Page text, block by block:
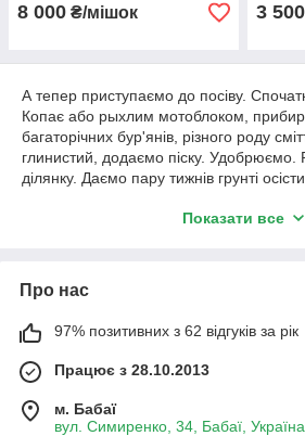
8 000 ₴/мішок 3 500
А тепер приступаємо до посіву.
Копає або рыхлим мотоблоком,
багаторічних бур'янів, різного роду
глинистий, додаємо піску. Удобрюємо.
ділянку. Даємо пару тижнів грунті
грунт. Виробляємо посів і злегка після
Показати все
Про нас
97% позитивних з 62 відгуків за рік
Працює з 28.10.2013
м. Бабаї
вул. Симиренко, 34, Бабаї, Україна